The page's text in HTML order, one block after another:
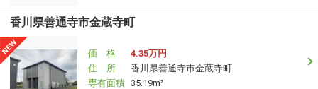
香川県善通寺市金蔵寺町
価 格
4.35万円
住 所
香川県善通寺市金蔵寺町
専有面積 35.19m²